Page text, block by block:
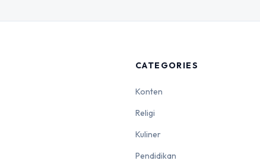
CATEGORIES
Konten
Religi
Kuliner
Pendidikan